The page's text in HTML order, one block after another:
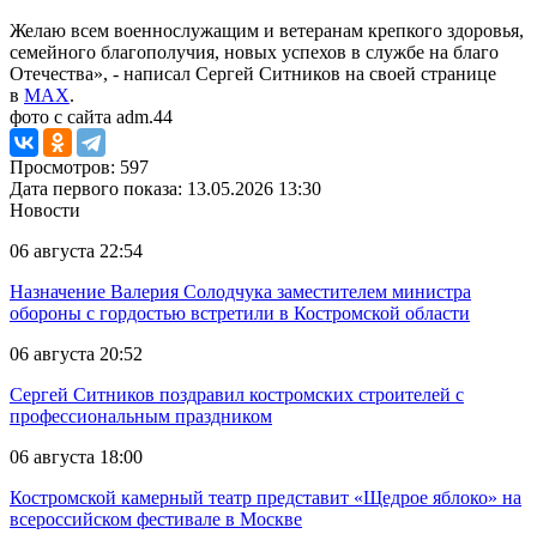
Желаю всем военнослужащим и ветеранам крепкого здоровья,
семейного благополучия, новых успехов в службе на благо
Отечества», - написал Сергей Ситников на своей странице
в MAX.
фото с сайта adm.44
Просмотров: 597
Дата первого показа: 13.05.2026 13:30
Новости
06 августа 22:54
Назначение Валерия Солодчука заместителем министра
обороны с гордостью встретили в Костромской области
06 августа 20:52
Сергей Ситников поздравил костромских строителей с
профессиональным праздником
06 августа 18:00
Костромской камерный театр представит «Щедрое яблоко» на
всероссийском фестивале в Москве